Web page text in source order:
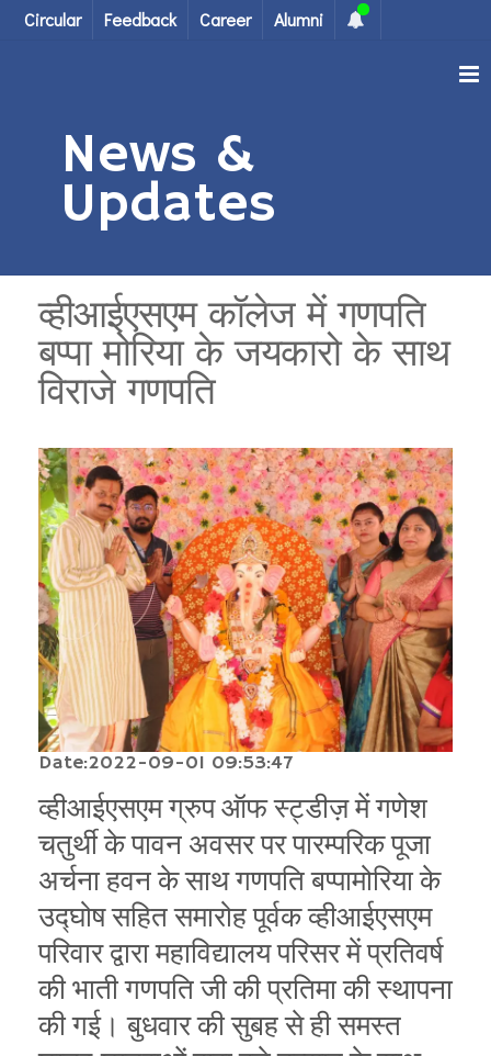
Circular Feedback Career Alumni
News &
Updates
व्हीआईएसएम कॉलेज में गणपति
बप्पा मोरिया के जयकारो के साथ
विराजे गणपति
Date:2022-09-01 09:53:47
व्हीआईएसएम ग्रुप ऑफ स्ट्डीज़ में गणेश
चतुर्थी के पावन अवसर पर पारम्परिक पूजा
अर्चना हवन के साथ गणपति बप्पामोरिया के
उद्घोष सहित समारोह पूर्वक व्हीआईएसएम
परिवार द्वारा महाविद्यालय परिसर में प्रतिवर्ष
की भाती गणपति जी की प्रतिमा की स्थापना
की गई। बुधवार की सुबह से ही समस्त